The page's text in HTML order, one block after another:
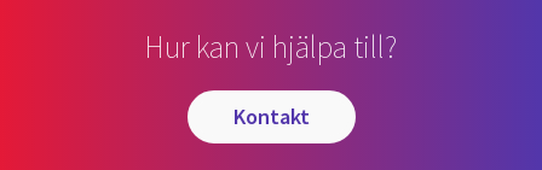
Hur kan vi hjälpa till?
kontakt